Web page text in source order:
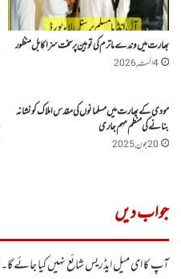
بھارت میں وندے ماترم کی توہین پر سخت سزا کا بل منظور
4 اگست, 2026
مودی کے بھارت میں مسلمانوں کی مقدس املاک کو نشانہ
بنانے کی منظم مہم جاری
20 جون, 2025
جواب دیں
آپ کا ای میل ایڈریس شائع نہیں کیا جائے گا۔